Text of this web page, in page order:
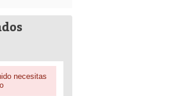
necesitas